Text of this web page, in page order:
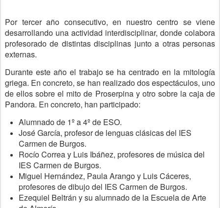
Por tercer año consecutivo, en nuestro centro se viene
desarrollando una actividad interdisciplinar, donde colabora
profesorado de distintas disciplinas junto a otras personas
externas.
Durante este año el trabajo se ha centrado en la mitología
griega. En concreto, se han realizado dos espectáculos, uno
de ellos sobre el mito de Proserpina y otro sobre la caja de
Pandora. En concreto, han participado:
Alumnado de 1º a 4º de ESO.
José García, profesor de lenguas clásicas del IES
Carmen de Burgos.
Rocío Correa y Luis Ibáñez, profesores de música del
IES Carmen de Burgos.
Miguel Hernández, Paula Arango y Luis Cáceres,
profesores de dibujo del IES Carmen de Burgos.
Ezequiel Beltrán y su alumnado de la Escuela de Arte